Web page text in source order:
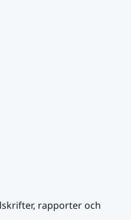
rapporter och